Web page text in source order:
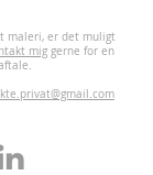
maleri, er det muligt
miggerne for en